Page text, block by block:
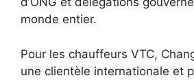
monde entier.
Pour les chauffeurs VTC,
une clientèle internationale et